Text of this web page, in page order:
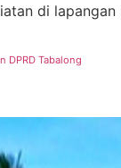
di
DPRD Tabalong